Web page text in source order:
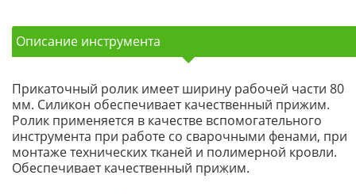
Описание инструмента
Прикаточный ролик имеет ширину рабочей части 80
мм. Силикон обеспечивает качественный прижим.
Ролик применяется в качестве вспомогательного
инструмента при работе со сварочными фенами, при
монтаже технических тканей и полимерной кровли.
Обеспечивает качественный прижим.